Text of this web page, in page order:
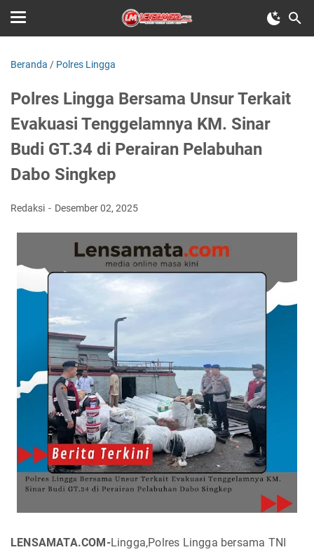
Beranda / Polres Lingga
Polres Lingga Bersama Unsur Terkait
Evakuasi Tenggelamnya KM. Sinar
Budi GT.34 di Perairan Pelabuhan
Dabo Singkep
Redaksi Desember 02, 2025
LENSAMATA.COM-Lingga,Polres Lingga bersama TNI